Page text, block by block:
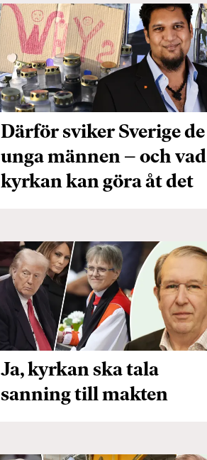
Därför sviker Sverige de
unga männen – och vad
kyrkan kan göra åt det
Ja, kyrkan ska tala
sanning till makten